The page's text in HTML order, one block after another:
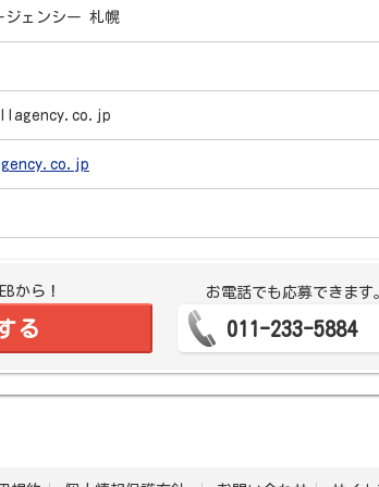
ジェンシー 札幌
から！
る
お電話でも応募できます
011-233-5884